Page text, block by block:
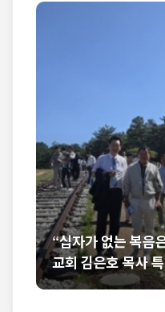
미셸 스틸 신임 대
석 위에 한미동맹